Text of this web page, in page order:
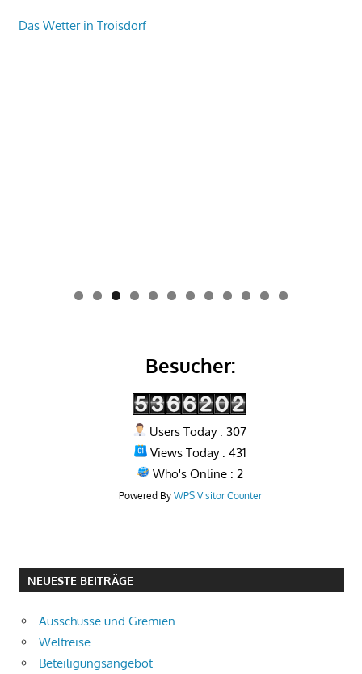
Das Wetter in Troisdorf
0 1 2
Besucher:
Users Today : 307
Views Today : 431
Who's Online : 2
Powered By WPS Visitor Counter
NEUESTE BEITRÄGE
Ausschüsse und Gremien
Weltreise
Beteiligungsangebot